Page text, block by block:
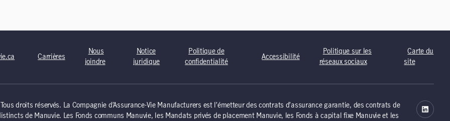
Carrières
Nous
joindre
Notice
juridique
Politique de
confidentialité
Accessibilité
Politique sur les
réseaux sociaux
Carte du
site
droits réservés. La Compagnie d’Assurance-Vie Manufacturers est l’émetteur des contrats d’assurance garantie, des contrats de
de Manuvie. Les Fonds communs Manuvie, les Mandats privés de placement Manuvie, les Fonds à capital fixe Manuvie et les